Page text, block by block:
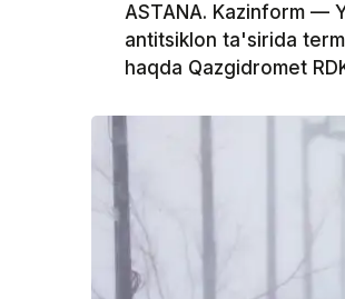
ASTANA. Kazinform —
antitsiklon ta'sirida
haqda Qazgidromet